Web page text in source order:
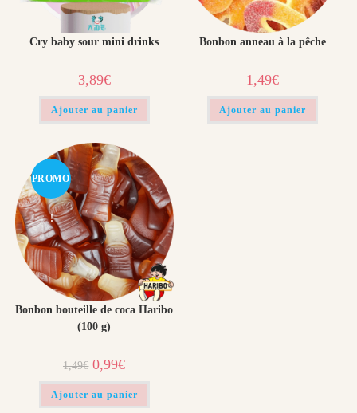
Cry baby sour mini drinks
3,89€
Ajouter au panier
Bonbon anneau à la pêche
1,49€
Ajouter au panier
PROMO
!
Bonbon bouteille de coca Haribo
(100 g)
1,49€ Le
prix
initial
était :
1,49€.
0,99€Le
prix
actuel
est :
0,99€.
Ajouter au panier